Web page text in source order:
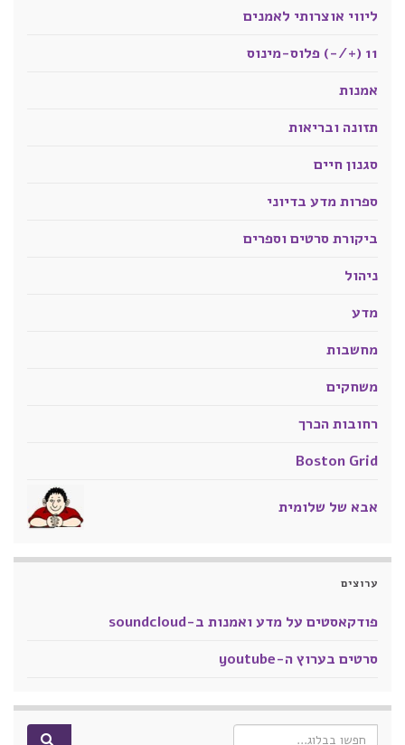
ליווי אוצרותי לאמנים
11 (+/-) פלוס-מינוס
אמנות
תזונה ובריאות
סגנון חיים
ספרות מדע בדיוני
ביקורת סרטים וספרים
ניהול
מדע
מחשבות
משחקים
רחובות הכרך
Boston Grid
אבא של שלומית
ערוצים
פודקאסטים על מדע ואמנות ב-soundcloud
סרטים בערוץ ה-youtube
Search for: